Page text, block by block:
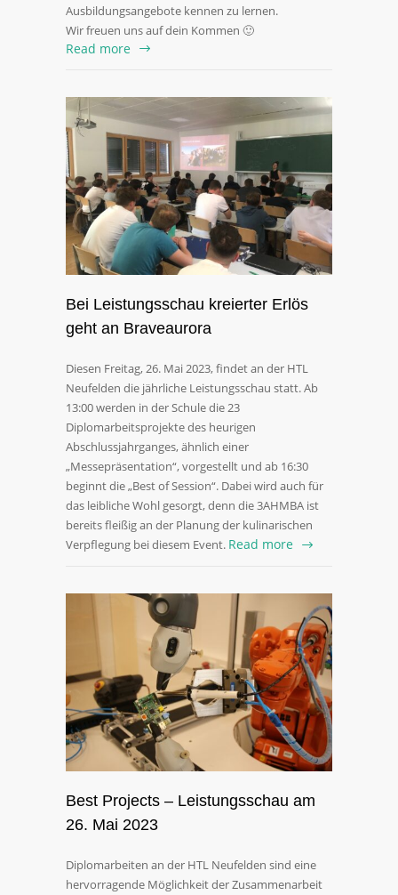
Ausbildungsangebote kennen zu lernen.
Wir freuen uns auf dein Kommen 🙂
Read more
Bei Leistungsschau kreierter Erlös
geht an Braveaurora
Diesen Freitag, 26. Mai 2023, findet an der HTL
Neufelden die jährliche Leistungsschau statt. Ab
13:00 werden in der Schule die 23
Diplomarbeitsprojekte des heurigen
Abschlussjahrganges, ähnlich einer
„Messepräsentation“, vorgestellt und ab 16:30
beginnt die „Best of Session“. Dabei wird auch für
das leibliche Wohl gesorgt, denn die 3AHMBA ist
bereits fleißig an der Planung der kulinarischen
Verpflegung bei diesem Event. Read more
Best Projects – Leistungsschau am
26. Mai 2023
Diplomarbeiten an der HTL Neufelden sind eine
hervorragende Möglichkeit der Zusammenarbeit